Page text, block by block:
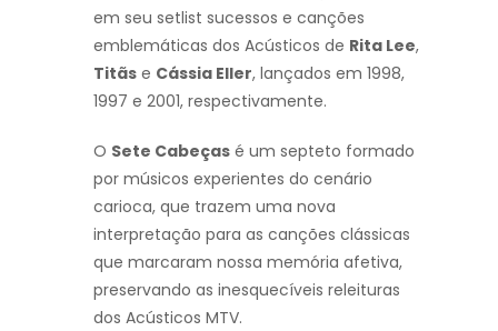
em seu setlist sucessos e canções
emblemáticas dos Acústicos de Rita Lee,
Titãs e Cássia Eller, lançados em 1998,
1997 e 2001, respectivamente.
O Sete Cabeças é um septeto formado
por músicos experientes do cenário
carioca, que trazem uma nova
interpretação para as canções clássicas
que marcaram nossa memória afetiva,
preservando as inesquecíveis releituras
dos Acústicos MTV.